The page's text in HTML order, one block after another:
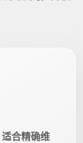
合精确维